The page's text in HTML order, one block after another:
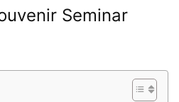
Seminar